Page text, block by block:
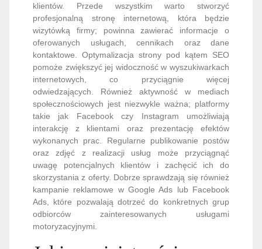
klientów. Przede wszystkim warto stworzyć
profesjonalną stronę internetową, która będzie
wizytówką firmy; powinna zawierać informacje o
oferowanych usługach, cennikach oraz dane
kontaktowe. Optymalizacja strony pod kątem SEO
pomoże zwiększyć jej widoczność w wyszukiwarkach
internetowych, co przyciągnie więcej
odwiedzających. Również aktywność w mediach
społecznościowych jest niezwykle ważna; platformy
takie jak Facebook czy Instagram umożliwiają
interakcję z klientami oraz prezentację efektów
wykonanych prac. Regularne publikowanie postów
oraz zdjęć z realizacji usług może przyciągnąć
uwagę potencjalnych klientów i zachęcić ich do
skorzystania z oferty. Dobrze sprawdzają się również
kampanie reklamowe w Google Ads lub Facebook
Ads, które pozwalają dotrzeć do konkretnych grup
odbiorców zainteresowanych usługami
motoryzacyjnymi.